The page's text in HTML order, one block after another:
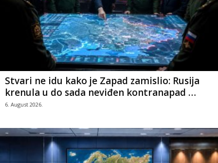
Stvari ne idu kako je Zapad zamislio: Rusija
krenula u do sada neviđen kontranapad …
6. August 2026.